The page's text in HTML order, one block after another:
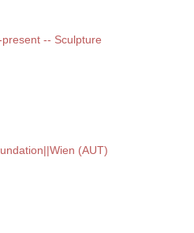
-- Sculpture
(AUT)